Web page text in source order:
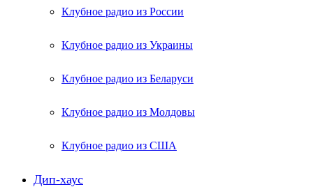
Клубное радио из России
Клубное радио из Украины
Клубное радио из Беларуси
Клубное радио из Молдовы
Клубное радио из США
Дип-хаус